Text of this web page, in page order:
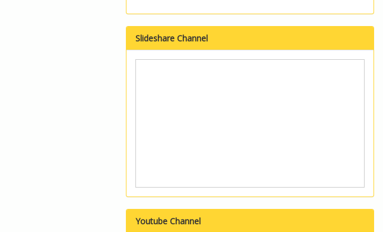
Slideshare Channel
Youtube Channel